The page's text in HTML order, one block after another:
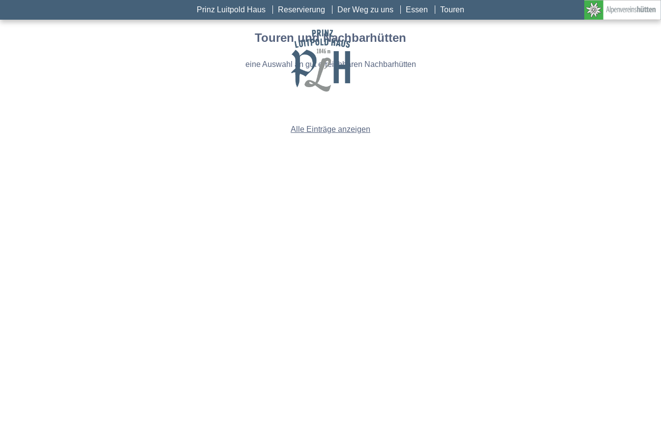
Prinz Luitpold Haus Reservierung Der Weg zu uns Essen Touren
Touren und Nachbarhütten
eine Auswahl an gut erreichbaren Nachbarhütten
Alle Einträge anzeigen